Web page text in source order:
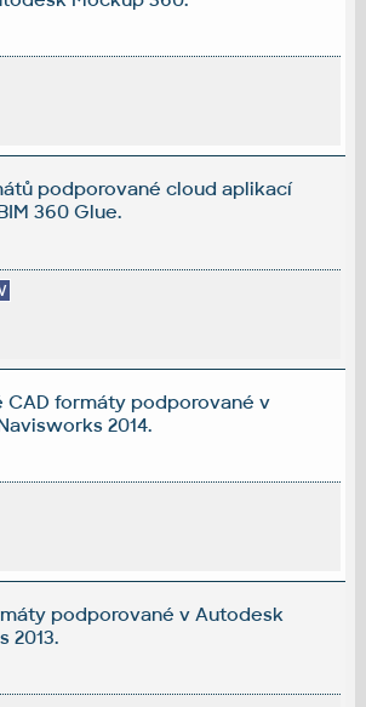
podporované cloud aplikací
360 Glue.
CAD formáty podporované v
2014.
podporované v Autodesk
2013.